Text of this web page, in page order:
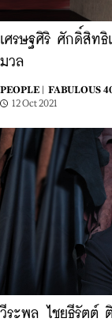
เศรษฐศิริ ศักดิ์สิทธิ
มวล
PEOPLE |
FABULOUS
12 Oct 2021
วีระพล ไชยธีรัตต์